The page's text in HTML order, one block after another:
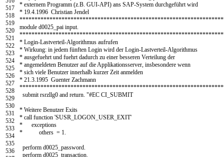
517
518
519
520
521
522
523
524
525
526
527
528
529
530
531
532
533
534
535
536
* externem Programm (z.B. GUI-API) ans SAP-System durchgeführt wird
* 19.4.1996 Christian Jendel
module d0025 pai input
* Login-Lastverteil-Algorithmus aufrufen
* Wirkung: in jedem fünften Login wird der Login-Lastverteil-Algorithmus
* ausgefuehrt und fuehrt dadurch zu einer besseren Verteilung der
* angemeldeten Benutzer auf die Applikationsserver, insbesondere wenn
* sich viele Benutzer innerhalb kurzer Zeit anmelden
* 21.3.1995 Guenter Zachmann
submit rsrzllg0 and return "#EC CI_SUBMIT
* Weitere Benutzer Exits
* call function 'SUSR_LOGON_USER_EXIT'
* exceptions
* others = 1.
perform d0025 password
perform d0025 transaction